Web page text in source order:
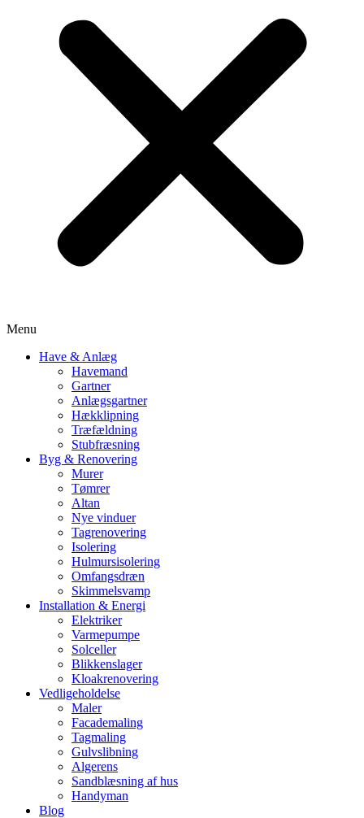
Menu
Have & Anlæg
Havemand
Gartner
Anlægsgartner
Hækklipning
Træfældning
Stubfræsning
Byg & Renovering
Murer
Tømrer
Altan
Nye vinduer
Tagrenovering
Isolering
Hulmursisolering
Omfangsdræn
Skimmelsvamp
Installation & Energi
Elektriker
Varmepumpe
Solceller
Blikkenslager
Kloakrenovering
Vedligeholdelse
Maler
Facademaling
Tagmaling
Gulvslibning
Algerens
Sandblæsning af hus
Handyman
Blog